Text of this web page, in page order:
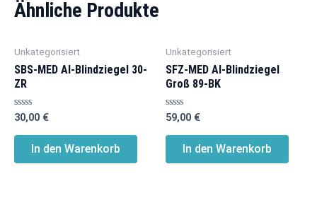
Ähnliche Produkte
Unkategorisiert
SBS-MED Al-Blindziegel 30-
ZR
Bewertet
mit
0
30,00 €
In den Warenkorb
Unkategorisiert
SFZ-MED Al-Blindziegel
Groß 89-BK
Bewertet
mit
0
59,00 €
In den Warenkorb